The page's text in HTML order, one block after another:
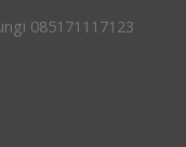
085171117123